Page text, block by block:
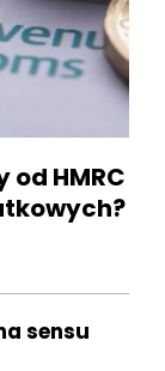
HMRC
sensu